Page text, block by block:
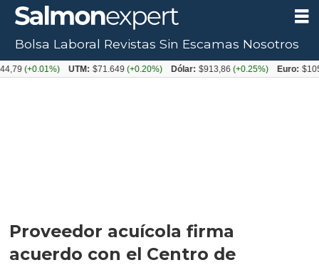
Proveedor acuícola firma
acuerdo con el Centro de
Bolsa Laboral Revistas Sin Escamas Nosotros
UTM: $71.649(+0.20%) Dólar: $913,86(+0.25%) Euro: $1053,08(-